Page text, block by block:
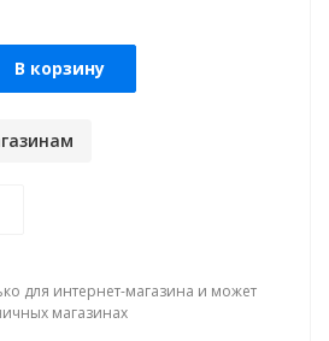
В корзину
для интернет-магазина и может
магазинах